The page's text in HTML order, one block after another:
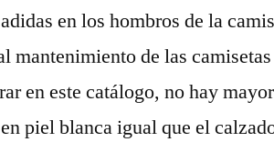
en los hombros de la
mantenimiento de las
en este catálogo, no hay
piel blanca igual que el